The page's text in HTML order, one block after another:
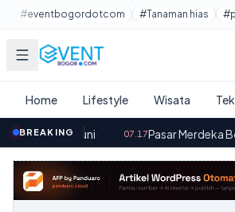
Lewati ke konten utama
#eventbogordotcom #Tanaman hias
Home Lifestyle Wisata
BREAKING
Mumpuni· 07.17 Pasar Merdeka